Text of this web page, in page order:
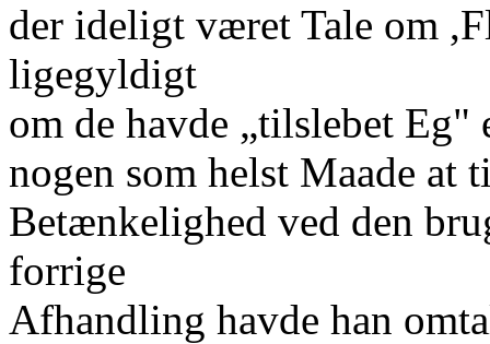
der ideligt været Tale om
ligegyldigt
om de havde „tilslebet Eg"
nogen som helst Maade at
Betænkelighed ved den
forrige
Afhandling havde han